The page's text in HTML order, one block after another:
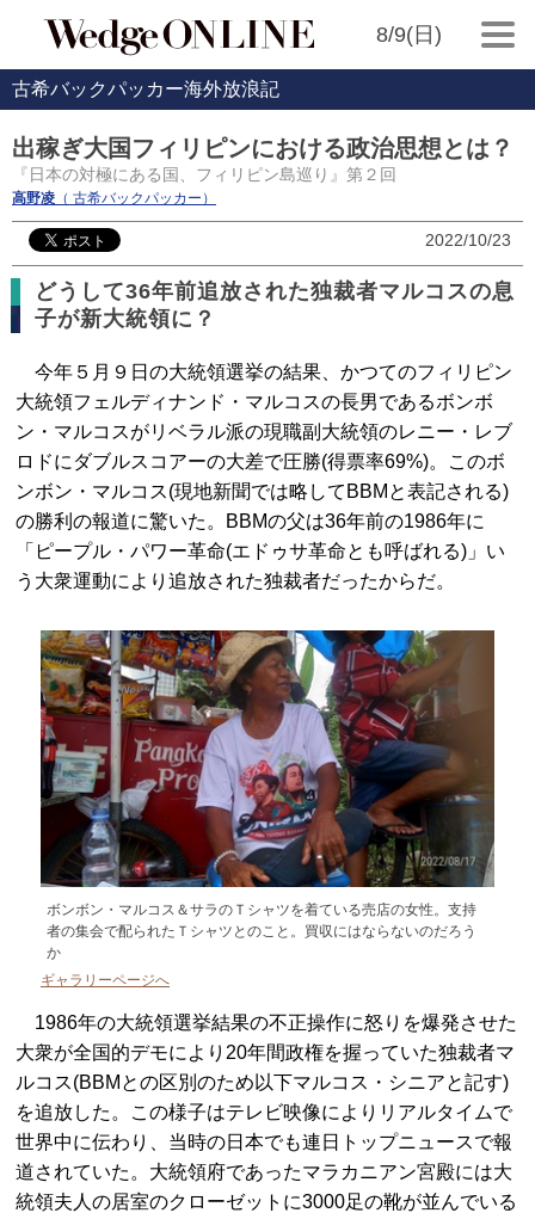
8/9(日)
古希バックパッカー海外放浪記
出稼ぎ大国フィリピンにおける政治思想とは？
『日本の対極にある国、フィリピン島巡り』第２回
高野凌 （ 古希バックパッカー）
2022/10/23
どうして36年前追放された独裁者マルコスの息
子が新大統領に？
今年５月９日の大統領選挙の結果、かつてのフィリピン
大統領フェルディナンド・マルコスの長男であるボンボ
ン・マルコスがリベラル派の現職副大統領のレニー・レブ
ロドにダブルスコアーの大差で圧勝(得票率69%)。このボ
ンボン・マルコス(現地新聞では略してBBMと表記される)
の勝利の報道に驚いた。BBMの父は36年前の1986年に
「ピープル・パワー革命(エドゥサ革命とも呼ばれる)」い
う大衆運動により追放された独裁者だったからだ。
ボンボン・マルコス＆サラのＴシャツを着ている売店の女性。支持
者の集会で配られたＴシャツとのこと。買収にはならないのだろう
か
ギャラリーページへ
1986年の大統領選挙結果の不正操作に怒りを爆発させた
大衆が全国的デモにより20年間政権を握っていた独裁者マ
ルコス(BBMとの区別のため以下マルコス・シニアと記す)
を追放した。この様子はテレビ映像によりリアルタイムで
世界中に伝わり、当時の日本でも連日トップニュースで報
道されていた。大統領府であったマラカニアン宮殿には大
統領夫人の居室のクローゼットに3000足の靴が並んでいる